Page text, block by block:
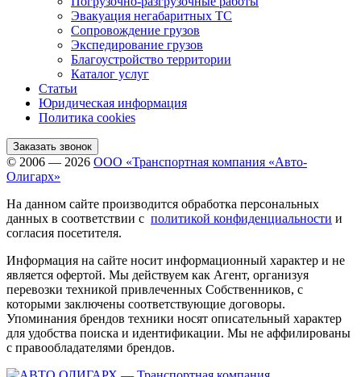
Эвакуация негабаритных ТС
Сопровождение грузов
Экспедирование грузов
Благоустройство территории
Каталог услуг
Статьи
Юридическая информация
Политика cookies
Заказать звонок
© 2006 — 2026 ООО «Транспортная компания «Авто-
Олигарх»
На данном сайте производится обработка персональных
данных в соответствии с политикой конфиденциальности и
согласия посетителя.
Информация на сайте носит информационный характер и не
является офертой. Мы действуем как Агент, организуя
перевозки техникой привлеченных Собственников, с
которыми заключены соответствующие договоры.
Упоминания брендов техники носят описательный характер
для удобства поиска и идентификации. Мы не аффилированы
с правообладателями брендов.